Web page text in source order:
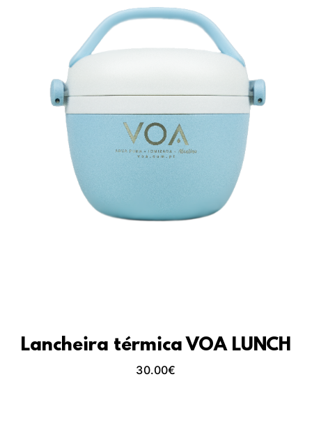
Lancheira térmica VOA LUNCH
30.00€